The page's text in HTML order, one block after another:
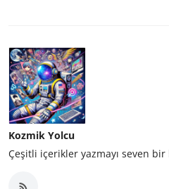
Kozmik Yolcu
Çeşitli içerikler yazmayı seven bir